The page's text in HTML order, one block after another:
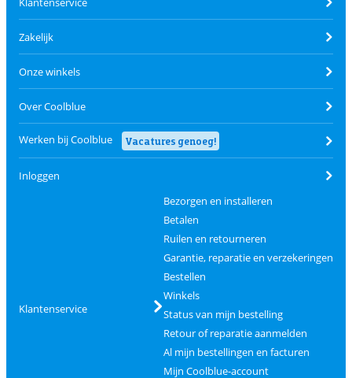
Zakelijk
Onze winkels
Over Coolblue
Werken bij Coolblue Vacatures genoeg!
Inloggen
Klantenservice
Bezorgen en installeren
Betalen
Ruilen en retourneren
Garantie, reparatie en verzekeringen
Bestellen
Winkels
Status van mijn bestelling
Retour of reparatie aanmelden
Al mijn bestellingen en facturen
Mijn Coolblue-account